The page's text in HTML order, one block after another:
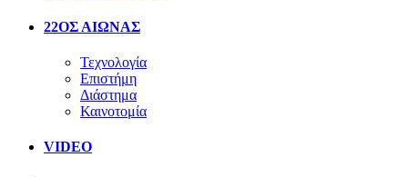
22ΟΣ ΑΙΩΝΑΣ
Τεχνολογία
Επιστήμη
Διάστημα
Καινοτομία
VIDEO